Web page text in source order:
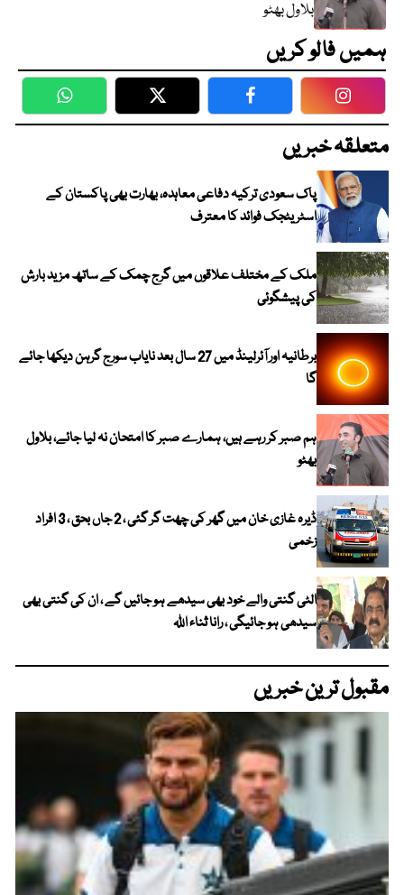
بلاول بھٹو
ہمیں فالو کریں
WhatsApp Twitter Facebook
متعلقہ خبریں
پاک سعودی ترکیہ دفاعی معاہدہ، بھارت بھی پاکستان کے
اسٹریٹجک فوائد کا معترف
ملک کے مختلف علاقوں میں گرج چمک کے ساتھ مزید بارش
کی پیشگوئی
برطانیہ اور آئرلینڈ میں 27 سال بعد نایاب سورج گرہن دیکھا جائے
گا
ہم صبر کر رہے ہیں، ہمارے صبر کا امتحان نہ لیا جائے، بلاول
بھٹو
ڈیرہ غازی خان میں گھر کی چھت گر گئی ، 2 جاں بحق ، 3 افراد
زخمی
الٹی گنتی والے خود بھی سیدھے ہو جائیں گے ، ان کی گنتی بھی
سیدھی ہو جائیگی ، رانا ثناء اللہ
مقبول ترین خبریں